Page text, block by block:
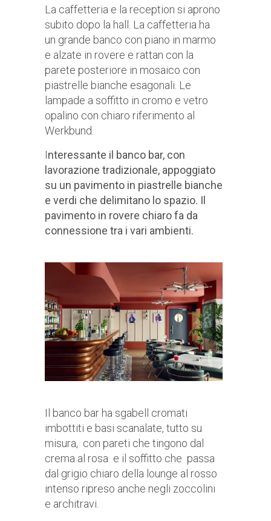
La caffetteria e la reception si aprono
subito dopo la hall. La caffetteria ha
un grande banco con piano in marmo
e alzate in rovere e rattan con la
parete posteriore in mosaico con
piastrelle bianche esagonali. Le
lampade a soffitto in cromo e vetro
opalino con chiaro riferimento al
Werkbund.
Interessante il banco bar, con
lavorazione tradizionale, appoggiato
su un pavimento in piastrelle bianche
e verdi che delimitano lo spazio. Il
pavimento in rovere chiaro fa da
connessione tra i vari ambienti.
Il banco bar ha sgabell cromati
imbottiti e basi scanalate, tutto su
misura, con pareti che tingono dal
crema al rosa e il soffitto che passa
dal grigio chiaro della lounge al rosso
intenso ripreso anche negli zoccolini
e architravi.